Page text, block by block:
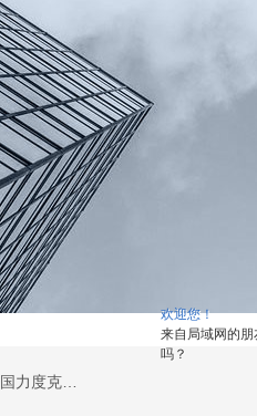
欢迎您！
来自局域网的
吗？